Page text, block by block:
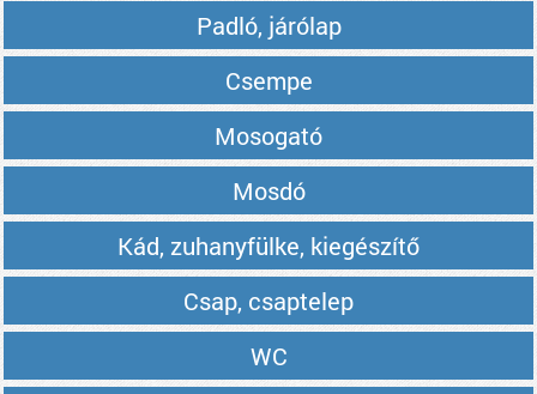
Padló, járólap
Csempe
Mosogató
Mosdó
Kád, zuhanyfülke, kiegészítő
Csap, csaptelep
WC